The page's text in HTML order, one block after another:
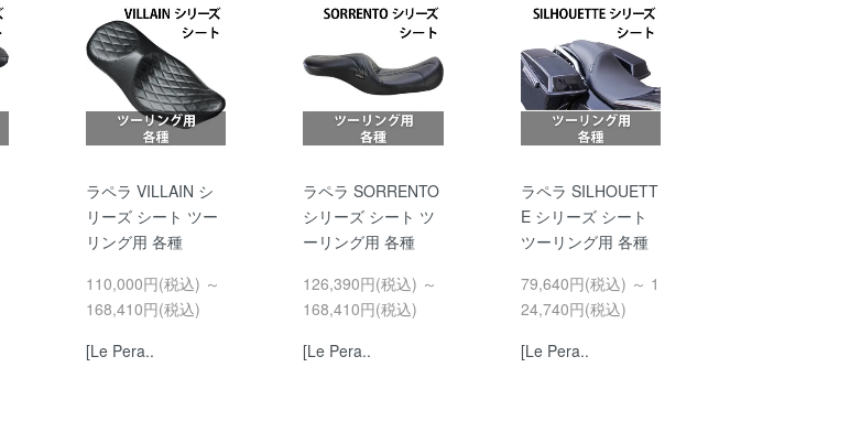
ラペラ VILLAIN シ
リーズ シート ツー
リング用 各種
110,000円(税込) ～
168,410円(税込)
[Le Pera..
ラペラ SORRENTO
シリーズ シート ツ
ーリング用 各種
126,390円(税込) ～
168,410円(税込)
[Le Pera..
ラペラ SILHOUETT
E シリーズ シート
ツーリング用 各種
79,640円(税込) ～ 1
24,740円(税込)
[Le Pera..